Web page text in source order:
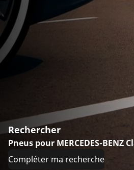
Rechercher
Pneus pour MERCEDES-BENZ
Compléter ma recherche